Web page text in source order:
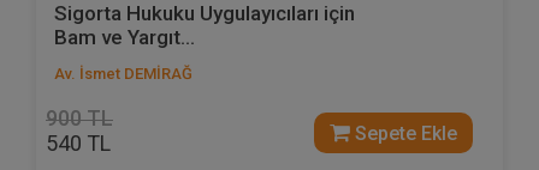
Sigorta Hukuku Uygulayıcıları için
Bam ve Yargıt...
Av. İsmet DEMİRAĞ
900 TL
540 TL Sepete Ekle